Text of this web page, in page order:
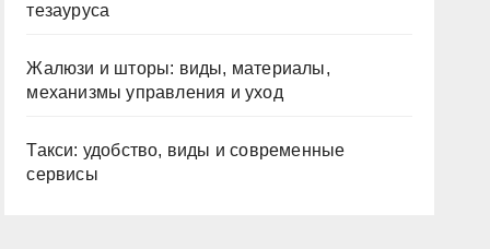
тезауруса
Жалюзи и шторы: виды, материалы,
механизмы управления и уход
Такси: удобство, виды и современные
сервисы